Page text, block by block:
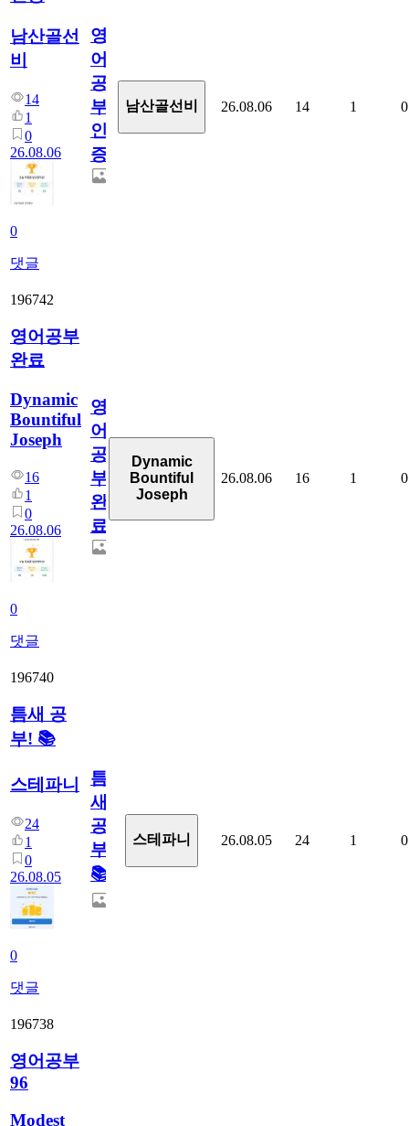
남산골선
비
14
1
0
26.08.06
0
댓글
영
어
공
부
인
증
남산골선비 26.08.06 14 1 0
196742
영어공부
완료
Dynamic
Bountiful
Joseph
16
1
0
26.08.06
0
댓글
영
어
공
부
완
료
Dynamic
Bountiful
Joseph
26.08.06 16 1 0
196740
틈새 공
부! 📚
스테파니
24
1
0
26.08.05
0
댓글
틈
새
공
부!
📚
스테파니 26.08.05 24 1 0
196738
영어공부
96
Modest